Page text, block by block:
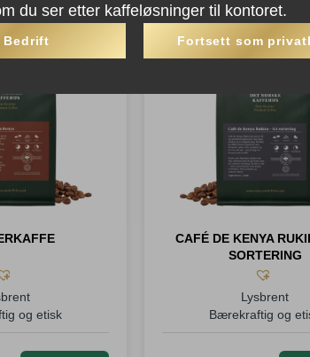
og etisk
CAFÉ DE KENYA
SORTERING
Lysbrent
Bærekraftig og
du ser etter kaffeløsninger til kontoret.
Bedrift Fortsett som